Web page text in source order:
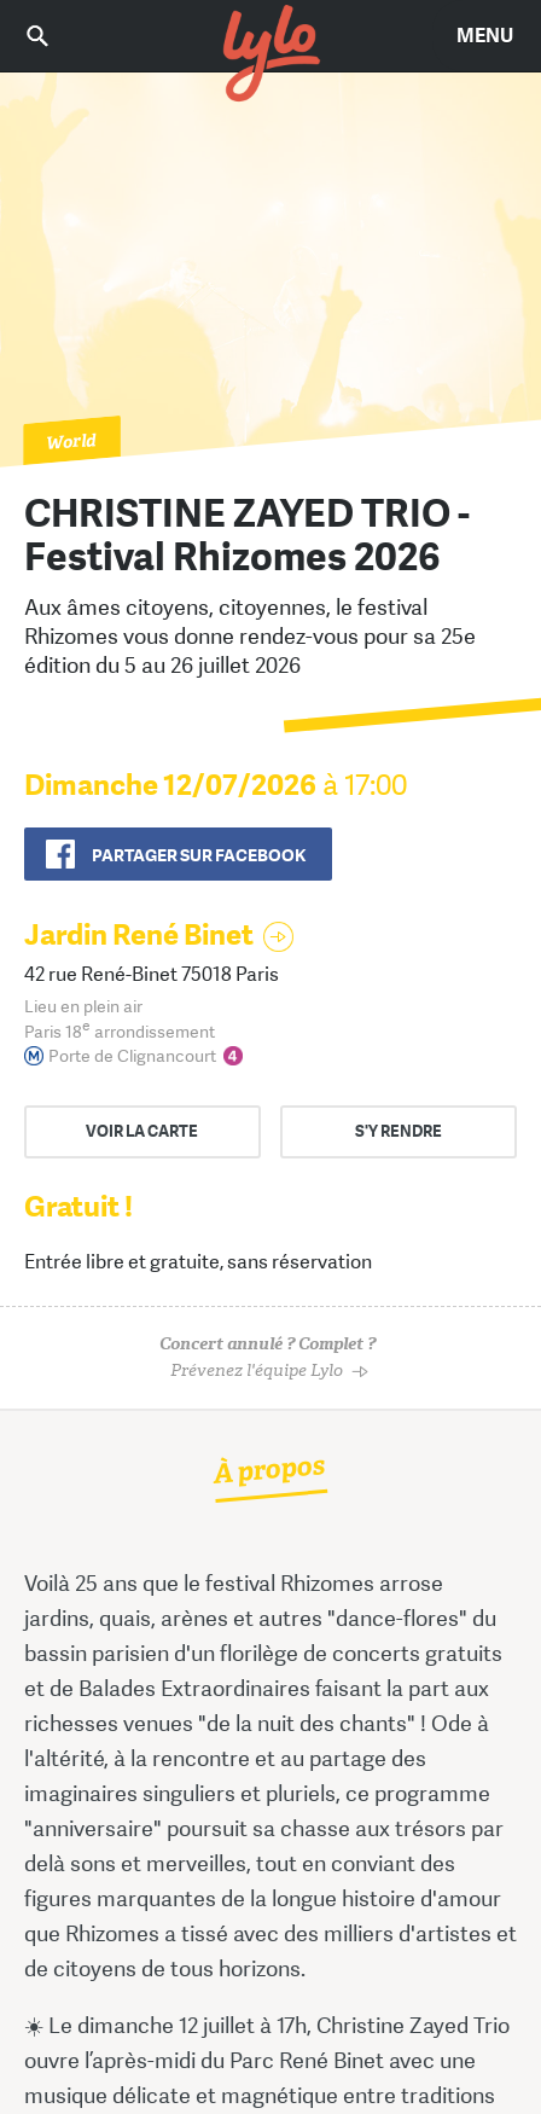
MENU
World
CHRISTINE ZAYED TRIO -
Festival Rhizomes 2026
Aux âmes citoyens, citoyennes, le festival
Rhizomes vous donne rendez-vous pour sa 25e
édition du 5 au 26 juillet 2026
Dimanche 12/07/2026 à 17:00
PARTAGER SUR FACEBOOK
Jardin René Binet
42 rue René-Binet 75018 Paris
Lieu en plein air
Paris 18e arrondissement
Porte de Clignancourt
VOIR LA CARTE S'Y RENDRE
Gratuit !
Entrée libre et gratuite, sans réservation
Concert annulé ? Complet ?
Prévenez l'équipe Lylo
À propos
Voilà 25 ans que le festival Rhizomes arrose
jardins, quais, arènes et autres "dance-flores" du
bassin parisien d'un florilège de concerts gratuits
et de Balades Extraordinaires faisant la part aux
richesses venues "de la nuit des chants" ! Ode à
l'altérité, à la rencontre et au partage des
imaginaires singuliers et pluriels, ce programme
"anniversaire" poursuit sa chasse aux trésors par
delà sons et merveilles, tout en conviant des
figures marquantes de la longue histoire d'amour
que Rhizomes a tissé avec des milliers d'artistes et
de citoyens de tous horizons.
☀️ Le dimanche 12 juillet à 17h, Christine Zayed Trio
ouvre l’après-midi du Parc René Binet avec une
musique délicate et magnétique entre traditions